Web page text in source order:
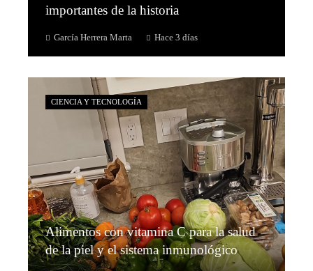
importantes de la historia
García Herrera Marta Hace 3 días
CIENCIA Y TECNOLOGÍA
Alimentos con vitamina C para la salud
de la piel y el sistema inmunológico